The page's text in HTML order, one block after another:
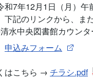
和7年12月1日（月）午
クから、または
水中央図書館カウン
申込みフォーム
ちら → チラシ.pdf